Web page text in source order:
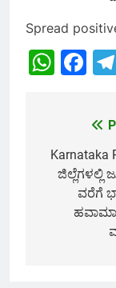
Spread
Karnataka
ಜಿಲ್ಲೆಗಳಲ್ಲಿ
ವರೆಗೆ